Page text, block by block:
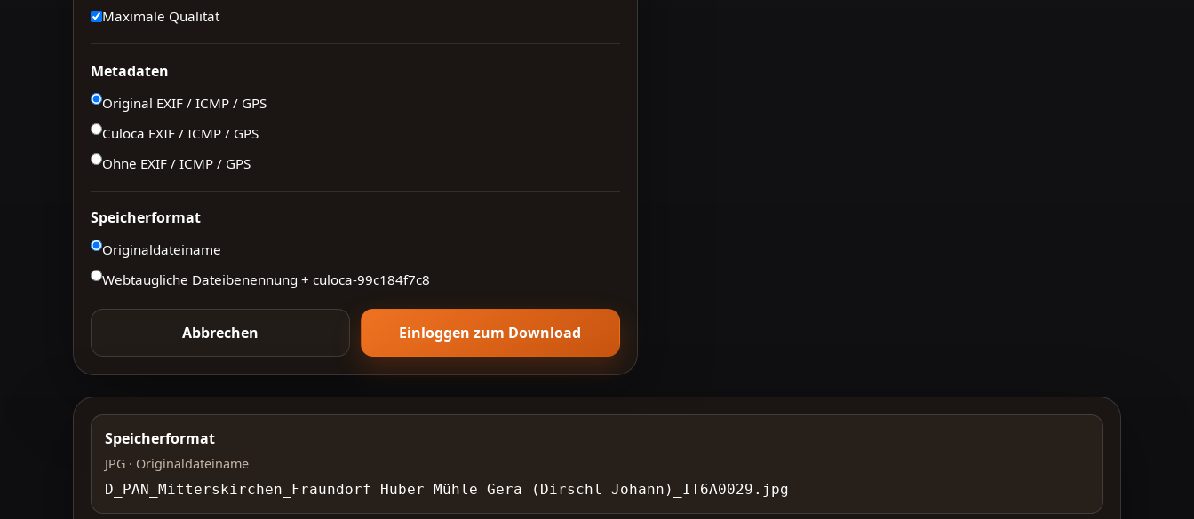
Maximale Qualität
Metadaten
Original EXIF / ICMP / GPS
Culoca EXIF / ICMP / GPS
Ohne EXIF / ICMP / GPS
Speicherformat
Originaldateiname
Webtaugliche Dateibenennung + culoca-99c184f7c8
Abbrechen Einloggen zum Download
Speicherformat
JPG · Originaldateiname
D_PAN_Mitterskirchen_Fraundorf Huber Mühle Gera (Dirschl Johann)_IT6A0029.jpg